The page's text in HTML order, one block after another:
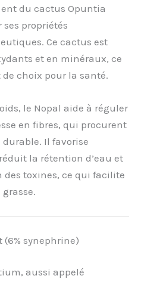
du cactus Opuntia
propriétés
Ce cactus est
et en minéraux, ce
choix pour la santé.
le Nopal aide à réguler
en fibres, qui procurent
Il favorise
la rétention d’eau et
toxines, ce qui facilite
synephrine)
aussi appelé